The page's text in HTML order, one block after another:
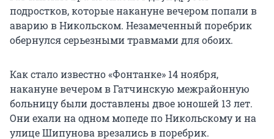
подростков, которые накануне вечером попали в
аварию в Никольском. Незамеченный поребрик
обернулся серьезными травмами для обоих.
Как стало известно «Фонтанке» 14 ноября,
накануне вечером в Гатчинскую межрайонную
больницу были доставлены двое юношей 13 лет.
Они ехали на одном мопеде по Никольскому и на
улице Шипунова врезались в поребрик.